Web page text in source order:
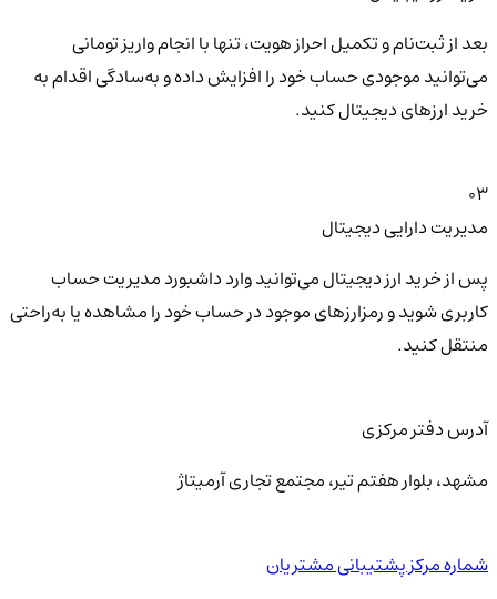
بعد از ثبت‌نام و تکمیل احراز هویت، تنها با انجام واریز تومانی
می‌توانید موجودی حساب خود را افزایش داده و به‌سادگی اقدام به
خرید ارزهای دیجیتال کنید.
03
مدیریت دارایی دیجیتال
پس از خرید ارز دیجیتال می‌توانید وارد داشبورد مدیریت حساب
کاربری شوید و رمزارزهای موجود در حساب خود را مشاهده یا به‌راحتی
منتقل کنید.
آدرس دفتر مرکزی
مشهد، بلوار هفتم تیر، مجتمع تجاری آرمیتاژ
شماره مرکز پشتیبانی مشتریان